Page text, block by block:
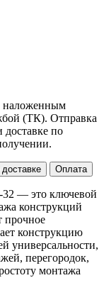
наложенным
(ТК). Отправка
доставке по
Оплата
32 — это ключевой
конструкций
прочное
конструкцию
универсальности,
перегородок,
монтажа